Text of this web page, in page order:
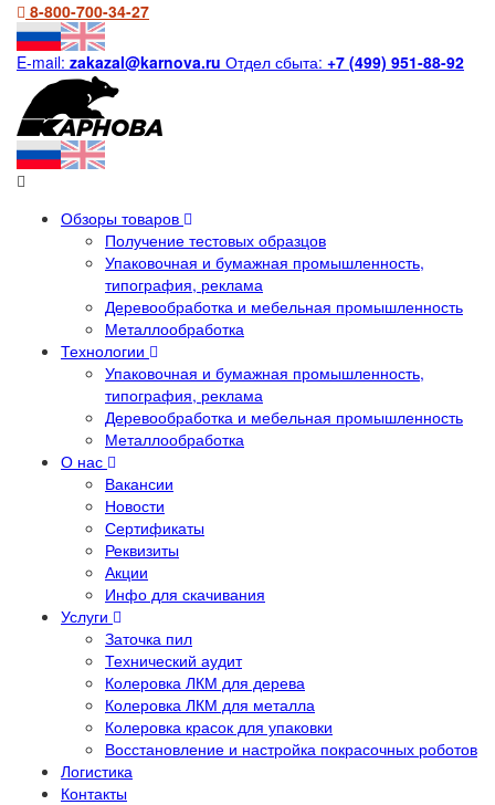
8-800-700-34-27
E-mail: zakazal@karnova.ru Отдел сбыта: +7 (499) 951-88-92
Обзоры товаров
Получение тестовых образцов
Упаковочная и бумажная промышленность,
типография, реклама
Деревообработка и мебельная промышленность
Металлообработка
Технологии
Упаковочная и бумажная промышленность,
типография, реклама
Деревообработка и мебельная промышленность
Металлообработка
О нас
Вакансии
Новости
Сертификаты
Реквизиты
Акции
Инфо для скачивания
Услуги
Заточка пил
Технический аудит
Колеровка ЛКМ для дерева
Колеровка ЛКМ для металла
Колеровка красок для упаковки
Восстановление и настройка покрасочных роботов
Логистика
Контакты